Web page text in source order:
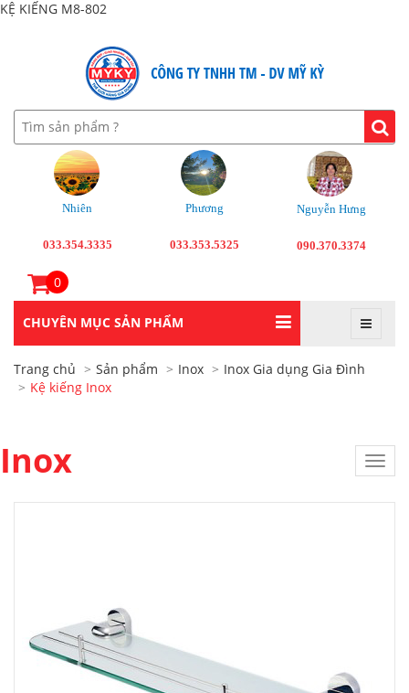
KỆ KIẾNG M8-802
Nhiên
033.354.3335
Phương
033.353.5325
Nguyễn Hưng
090.370.3374
0
CHUYÊN MỤC SẢN PHẨM
Trang chủ Sản phẩm Inox
Inox Gia dụng Gia Đình
Kệ kiếng Inox
Inox